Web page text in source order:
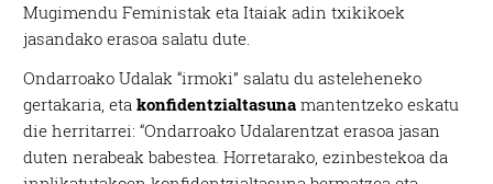
Mugimendu Feministak eta Itaiak adin txikikoek
jasandako erasoa salatu dute.
Ondarroako Udalak “irmoki” salatu du asteleheneko
gertakaria, etakonfidentzialtasuna mantentzeko eskatu
die herritarrei: “Ondarroako Udalarentzat erasoa jasan
duten nerabeak babestea. Horretarako, ezinbestekoa da